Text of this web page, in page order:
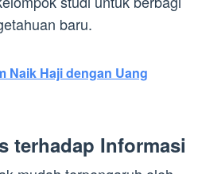
baru.
Naik Haji dengan Uang
terhadap Informasi